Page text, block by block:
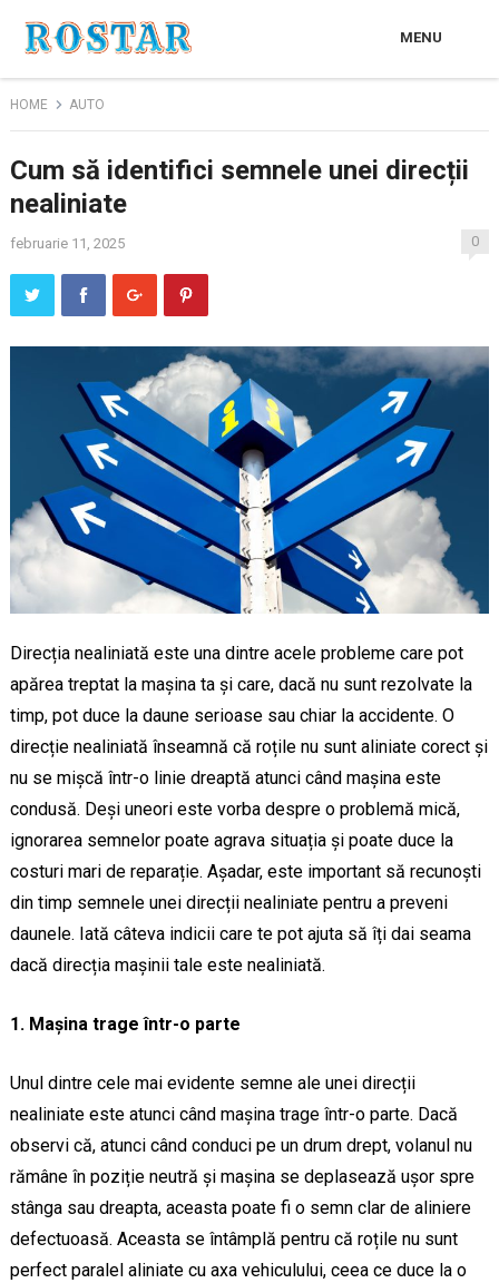
MENU
HOME AUTO
Cum să identifici semnele unei direcții
nealiniate
februarie 11, 2025 0
Direcția nealiniată este una dintre acele probleme care pot
apărea treptat la mașina ta și care, dacă nu sunt rezolvate la
timp, pot duce la daune serioase sau chiar la accidente. O
direcție nealiniată înseamnă că roțile nu sunt aliniate corect și
nu se mișcă într-o linie dreaptă atunci când mașina este
condusă. Deși uneori este vorba despre o problemă mică,
ignorarea semnelor poate agrava situația și poate duce la
costuri mari de reparație. Așadar, este important să recunoști
din timp semnele unei direcții nealiniate pentru a preveni
daunele. Iată câteva indicii care te pot ajuta să îți dai seama
dacă direcția mașinii tale este nealiniată.
1. Mașina trage într-o parte
Unul dintre cele mai evidente semne ale unei direcții
nealiniate este atunci când mașina trage într-o parte. Dacă
observi că, atunci când conduci pe un drum drept, volanul nu
rămâne în poziție neutră și mașina se deplasează ușor spre
stânga sau dreapta, aceasta poate fi o semn clar de aliniere
defectuoasă. Aceasta se întâmplă pentru că roțile nu sunt
perfect paralel aliniate cu axa vehiculului, ceea ce duce la o